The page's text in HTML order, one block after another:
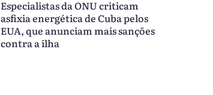
Especialistas da ONU criticam
asfixia energética de Cuba pelos
EUA, que anunciam mais sanções
contra a ilha